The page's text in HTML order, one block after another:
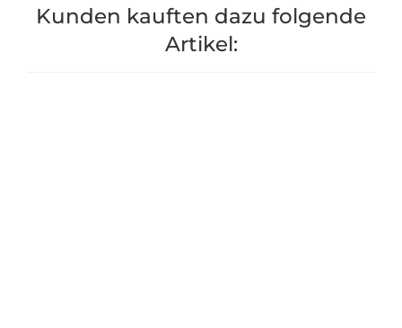
Kunden kauften dazu folgende
Artikel: